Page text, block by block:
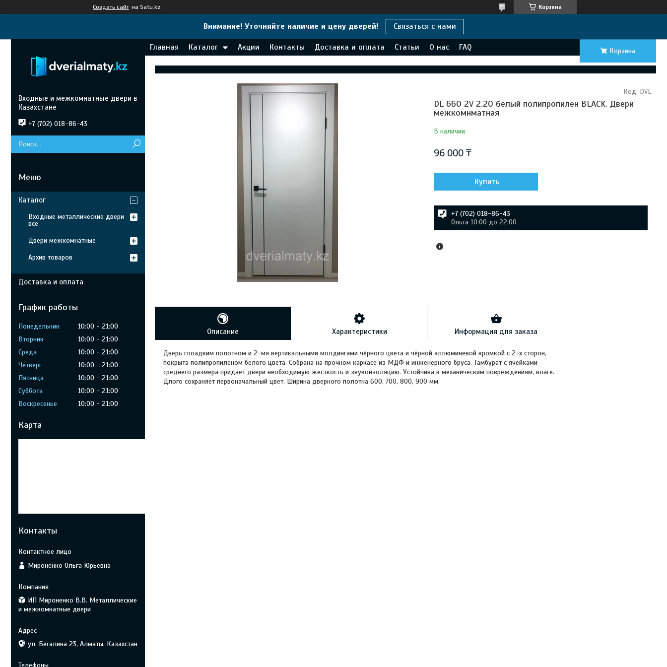
Создать сайт на Satu.kz Корзина
Внимание! Уточняйте наличие и цену дверей! Связаться с нами
Главная Каталог Акции Контакты Доставка и оплата Статьи О нас FAQ Корзина
DL 660 2V 2.20 белый полипропилен BLACK. Двери
межкомнматная
В наличии
Код: DVL
96 000 ₸
Купить
+7 (702) 018-86-43
Ольга 10:00 до 22:00
Описание Характеристики Информация для заказа
Дверь глоадким полотном и 2-мя вертикальными молдингами чёрного цвета и чёрной аллюминевой кромкой с 2-х сторон,
покрыта полипропиленом белого цвета. Собрана на прочном каркасе из МДФ и инженерного бруса. Тамбурат с ячейками
среднего размера придаёт двери необходимую жёсткость и звукоизоляцию. Устойчива к механическим повреждениям, влаге.
Длого сохраняет первоначальный цвет. Ширина дверного полотна 600, 700, 800, 900 мм.
Входные и межкомнатные двери в
Казахстане
+7 (702) 018-86-43
Каталог
Входные металлические двери
все
Двери межкомнатные
Архив товаров
Доставка и оплата
График работы
Понедельник 10:00
21:00
Вторник
10:00
21:00
Среда
10:00
21:00
Четверг
10:00
21:00
Пятница
10:00
21:00
Суббота
10:00
21:00
Воскресенье
10:00 21:00
Карта
Контакты
Мироненко Ольга Юрьевна
ИП Мироненко В.В. Металлические
и межкомнатные двери
ул. Бегалина 23, Алматы, Казахстан